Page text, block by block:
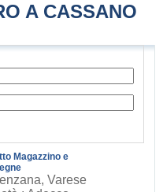
A CASSANO
Magazzino e
Varese